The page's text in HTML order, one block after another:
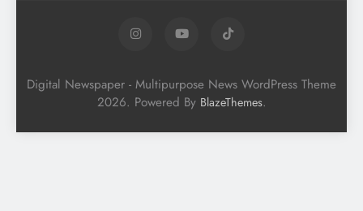
Digital Newspaper - Multipurpose News WordPress Theme
2026. Powered By BlazeThemes.